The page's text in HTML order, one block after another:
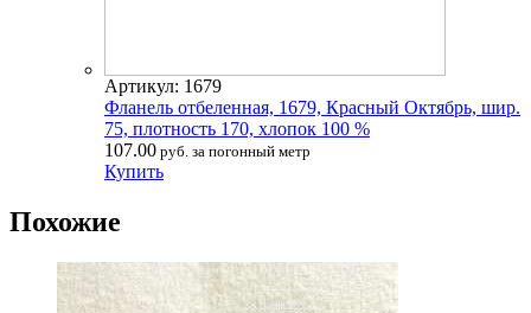
Артикул: 1679
Фланель отбеленная, 1679, Красный Октябрь, шир.
75, плотность 170, хлопок 100 %
107.00 руб. за погонный метр
Купить
Похожие